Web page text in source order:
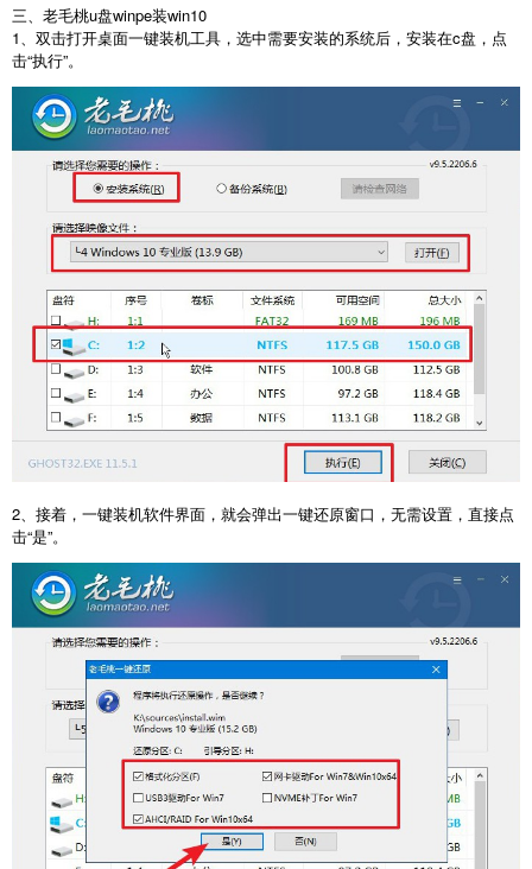
三、老毛桃u盘winpe装win10
1、双击打开桌面一键装机工具，选中需要安装的系统后，安装在c盘，点
击“执行”。
2、接着，一键装机软件界面，就会弹出一键还原窗口，无需设置，直接点
击“是”。